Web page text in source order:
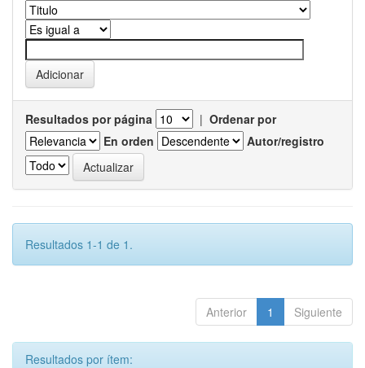
Resultados por página | Ordenar por
En orden
Autor/registro
Resultados 1-1 de 1.
Anterior 1 Siguiente
Resultados por ítem: